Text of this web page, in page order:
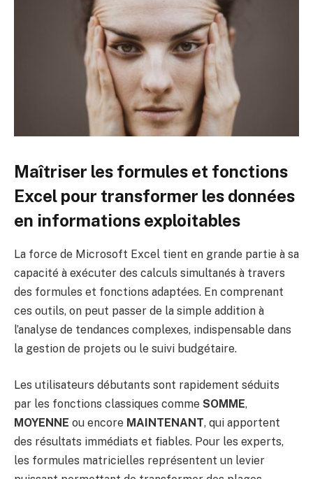
Maîtriser les formules et fonctions
Excel pour transformer les données
en informations exploitables
La force de Microsoft Excel tient en grande partie à sa
capacité à exécuter des calculs simultanés à travers
des formules et fonctions adaptées. En comprenant
ces outils, on peut passer de la simple addition à
l’analyse de tendances complexes, indispensable dans
la gestion de projets ou le suivi budgétaire.
Les utilisateurs débutants sont rapidement séduits
par les fonctions classiques comme SOMME,
MOYENNE ou encore MAINTENANT, qui apportent
des résultats immédiats et fiables. Pour les experts,
les formules matricielles représentent un levier